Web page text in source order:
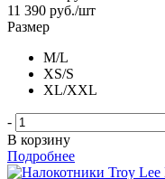
11 390 руб./шт
Размер
M/L
XS/S
XL/XXL
-
В корзину
Подробнее